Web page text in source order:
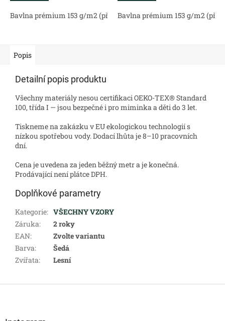
Bavlna prémium 153 g/m2 (přírodní) Bavlněný satén 130 g/
Bavlna prémium 153 g/m2
Popis
Detailní popis produktu
Všechny materiály nesou certifikaci OEKO-TEX® Standard
100, třída I — jsou bezpečné i pro miminka a děti do 3 let.
Tiskneme na zakázku v EU ekologickou technologií s
nízkou spotřebou vody. Dodací lhůta je 8–10 pracovních
dní.
Cena je uvedena za jeden běžný metr a je konečná.
Prodávající není plátce DPH.
Doplňkové parametry
Kategorie: VŠECHNY VZORY
Záruka:
2 roky
EAN:
Zvolte variantu
Barva:
Šedá
Zvířata: Lesní